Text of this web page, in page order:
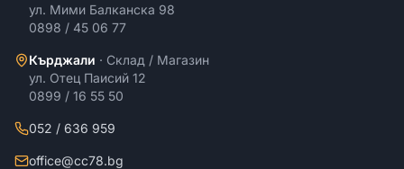
ул. Мими Балканска 98
0898 / 45 06 77
Кърджали · Склад / Магазин
ул. Отец Паисий 12
0899 / 16 55 50
052 / 636 959
office@cc78.bg